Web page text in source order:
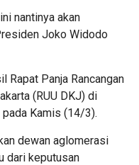
nantinya akan
Joko Widodo
Rapat Panja Rancangan
(RUU DKJ) di
Kamis (14/3).
dewan aglomerasi
dari keputusan